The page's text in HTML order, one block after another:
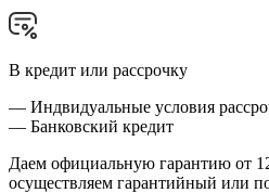
В кредит или рассрочку
— Индвидуальные условия
— Банковский кредит
Даем официальную гарантию от
осуществляем гарантийный или